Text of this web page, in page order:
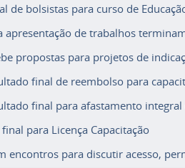
de bolsistas para curso de
apresentação de trabalhos
propostas para projetos de
final de reembolso para
final para afastamento integral
para Licença Capacitação
encontros para discutir acesso,